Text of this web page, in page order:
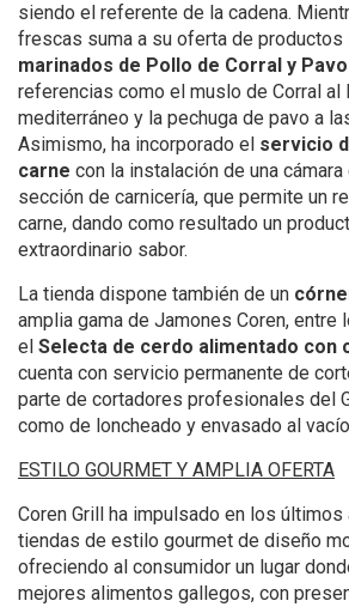
siendo el referente de la cadena.
frescas suma a su oferta de productos
marinados de Pollo de Corral y
referencias como el muslo de Corral al
mediterráneo y la pechuga de pavo a
Asimismo, ha incorporado el servicio
carne con la instalación de una
sección de carnicería, que permite un
carne, dando como resultado un
extraordinario sabor.
La tienda dispone también de un
amplia gama de Jamones Coren, entre
el Selecta de cerdo alimentado con
cuenta con servicio permanente de
parte de cortadores profesionales del
como de loncheado y envasado al
ESTILO GOURMET Y AMPLIA OFERTA
Coren Grill ha impulsado en los
tiendas de estilo gourmet de diseño
ofreciendo al consumidor un lugar
mejores alimentos gallegos, con